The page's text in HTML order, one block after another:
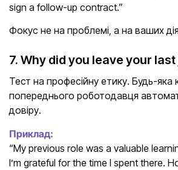
sign a follow-up contract.”
Фокус не на проблемі, а на ваших
7. Why did you leave your last
Тест на професійну етику. Будь-яка
попереднього роботодавця
довіру.
Приклад:
“My previous role was a valuable
I’m grateful for the time I spent there.